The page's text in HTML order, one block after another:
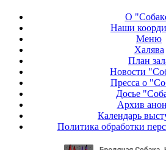
О
Наши
Меню
Халява
План
Новости
Пресса о
Досье
Архив
Календарь
Политика обработки